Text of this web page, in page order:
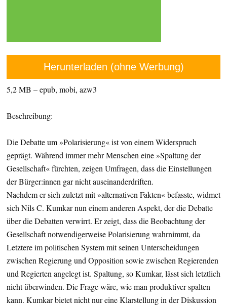
Herunterladen (ohne Werbung)
5,2 MB – epub, mobi, azw3
Beschreibung:
Die Debatte um »Polarisierung« ist von einem Widerspruch
geprägt. Während immer mehr Menschen eine »Spaltung der
Gesellschaft« fürchten, zeigen Umfragen, dass die Einstellungen
der Bürger:innen gar nicht auseinanderdriften.
Nachdem er sich zuletzt mit »alternativen Fakten« befasste, widmet
sich Nils C. Kumkar nun einem anderen Aspekt, der die Debatte
über die Debatten verwirrt. Er zeigt, dass die Beobachtung der
Gesellschaft notwendigerweise Polarisierung wahrnimmt, da
Letztere im politischen System mit seinen Unterscheidungen
zwischen Regierung und Opposition sowie zwischen Regierenden
und Regierten angelegt ist. Spaltung, so Kumkar, lässt sich letztlich
nicht überwinden. Die Frage wäre, wie man produktiver spalten
kann. Kumkar bietet nicht nur eine Klarstellung in der Diskussion